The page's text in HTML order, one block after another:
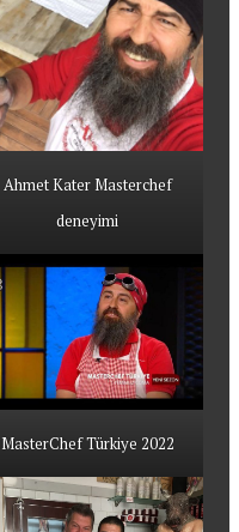
Ahmet Kater Masterchef
deneyimi
MasterChef Türkiye 2022